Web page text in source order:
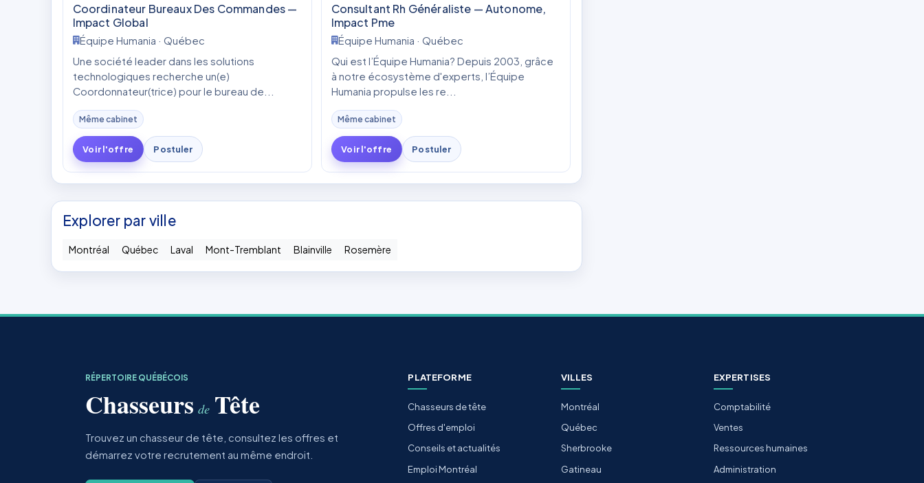
Coordinateur Bureaux Des Commandes —
Impact Global
Équipe Humania · Québec
Une société leader dans les solutions
technologiques recherche un(e)
Coordonnateur(trice) pour le bureau de...
Même cabinet
Voir l'offre Postuler
Consultant Rh Généraliste — Autonome,
Impact Pme
Équipe Humania · Québec
Qui est l’Équipe Humania? Depuis 2003, grâce
à notre écosystème d'experts, l’Équipe
Humania propulse les re...
Même cabinet
Voir l'offre Postuler
Explorer par ville
Montréal Québec Laval Mont-Tremblant Blainville Rosemère
RÉPERTOIRE QUÉBÉCOIS
Chasseurs de Tête
Trouvez un chasseur de tête, consultez les offres et
démarrez votre recrutement au même endroit.
PLATEFORME
Chasseurs de tête
Offres d'emploi
Conseils et actualités
Emploi Montréal
VILLES
Montréal
Québec
Sherbrooke
Gatineau
EXPERTISES
Comptabilité
Ventes
Ressources humaines
Administration